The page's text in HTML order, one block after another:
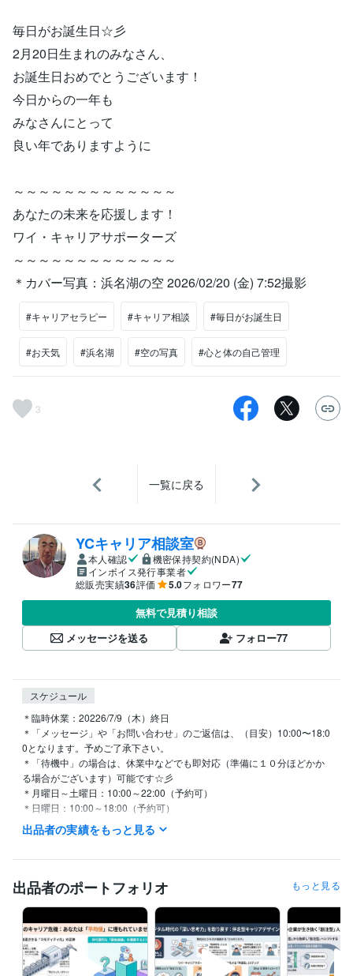
毎日がお誕生日☆彡
2月20日生まれのみなさん、
お誕生日おめでとうございます！
今日からの一年も
みなさんにとって
良い年でありますように
～～～～～～～～～～～～～
あなたの未来を応援します！
ワイ・キャリアサポーターズ
～～～～～～～～～～～～～
＊カバー写真：浜名湖の空 2026/02/20 (金) 7:52撮影
#キャリアセラピー #キャリア相談 #毎日がお誕生日
#お天気 #浜名湖 #空の写真 #心と体の自己管理
3
一覧に戻る
YCキャリア相談室
本人確認
機密保持契約(NDA)
インボイス発行事業者
総販売実績36評価 5.0フォロワー77
無料で見積り相談
メッセージを送る
フォロー77
スケジュール
＊臨時休業：20226/7/9（木）終日
＊「メッセージ」や「お問い合わせ」のご返信は、（目安）10:00〜18:0
0となります。予めご了承下さい。
＊「待機中」の場合は、休業中などでも即対応（準備に１０分ほどかか
る場合がございます）可能です☆彡
＊月曜日～土曜日：10:00～22:00（予約可）
＊日曜日：10:00～18:00（予約可）
＊学会・セミナー講演などで臨時休業することがございます。
エンジニア / 情報システム・社内SE 経験年数 : 5年
数 : 10年
コンサルタント / 経営コンサルタント 経験年数 : 25年
経営・マネジメント / 経営企画・経営戦略 経験年数 : 15年
研究・開発・設計 / 電気・電子制御設計 経験年数 : 5年
職歴
出品者の実績をもっと見る
出品者のポートフォリオ もっと見る